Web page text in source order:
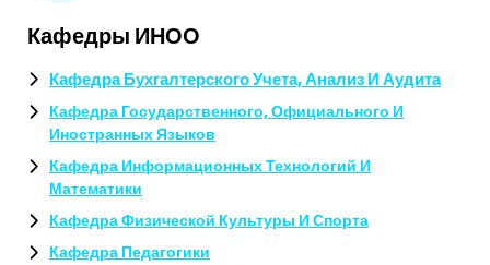
Кафедры ИНОО
Кафедра Бухгалтерского Учета, Анализ И Аудита
Кафедра Государственного, Официального И
Иностранных Языков
Кафедра Информационных Технологий И
Математики
Кафедра Физической Культуры И Спорта
Кафедра Педагогики